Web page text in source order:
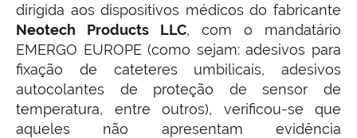
dirigida aos dispositivos médicos do fabricante
Neotech Products LLC, com o mandatário
EMERGO EUROPE (como sejam: adesivos para
fixação de cateteres umbilicais, adesivos
autocolantes de proteção de sensor de
temperatura, entre outros), verificou-se que
aqueles não apresentam evidência